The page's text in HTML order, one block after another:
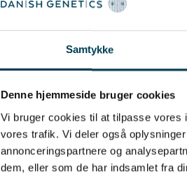
Samtykke
Denne hjemmeside bruger cookies
Vi bruger cookies til at tilpasse vores
vores trafik. Vi deler også
annonceringspartnere og
dem, eller som de har indsamlet fra